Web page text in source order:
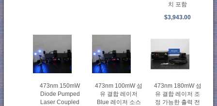
치 포함
$3,943.00
473nm 150mW
Diode Pumped
Laser Coupled
473nm 100mW 섬
유 결합 레이저
Blue 레이저 소스
473nm 180mW 섬
유 결합 레이저 조
정 가능한 출력 전